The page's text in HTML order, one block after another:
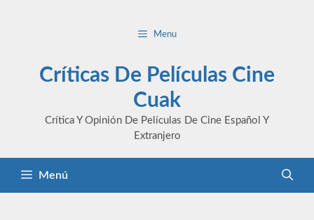
Menu
Críticas De Películas Cine
Cuak
Crítica Y Opinión De Películas De Cine Español Y
Extranjero
Menú